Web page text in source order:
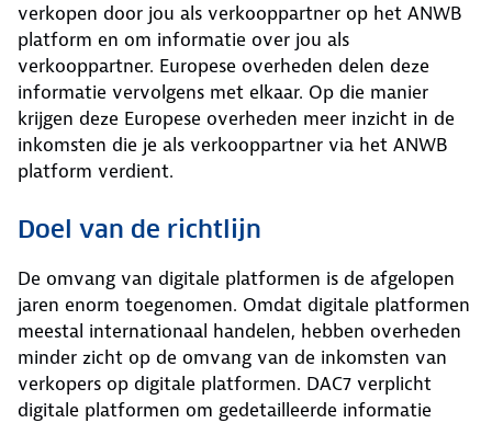
verkopen door jou als verkooppartner op het ANWB
platform en om informatie over jou als
verkooppartner. Europese overheden delen deze
informatie vervolgens met elkaar. Op die manier
krijgen deze Europese overheden meer inzicht in de
inkomsten die je als verkooppartner via het ANWB
platform verdient.
Doel van de richtlijn
De omvang van digitale platformen is de afgelopen
jaren enorm toegenomen. Omdat digitale platformen
meestal internationaal handelen, hebben overheden
minder zicht op de omvang van de inkomsten van
verkopers op digitale platformen. DAC7 verplicht
digitale platformen om gedetailleerde informatie